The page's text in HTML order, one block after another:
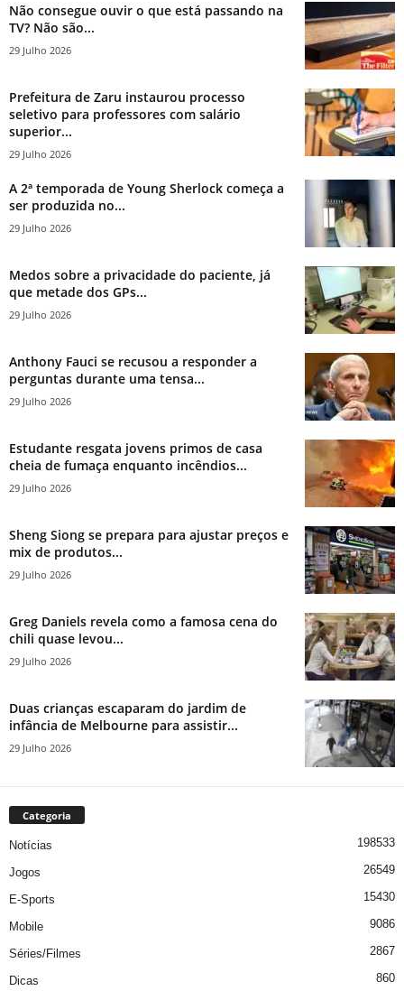
Não consegue ouvir o que está passando na
TV? Não são...
29 Julho 2026
Prefeitura de Zaru instaurou processo
seletivo para professores com salário
superior...
29 Julho 2026
A 2ª temporada de Young Sherlock começa a
ser produzida no...
29 Julho 2026
Medos sobre a privacidade do paciente, já
que metade dos GPs...
29 Julho 2026
Anthony Fauci se recusou a responder a
perguntas durante uma tensa...
29 Julho 2026
Estudante resgata jovens primos de casa
cheia de fumaça enquanto incêndios...
29 Julho 2026
Sheng Siong se prepara para ajustar preços e
mix de produtos...
29 Julho 2026
Greg Daniels revela como a famosa cena do
chili quase levou...
29 Julho 2026
Duas crianças escaparam do jardim de
infância de Melbourne para assistir...
29 Julho 2026
Categoria
Notícias 198533
Jogos 26549
E-Sports 15430
Mobile 9086
Séries/Filmes 2867
Dicas 860